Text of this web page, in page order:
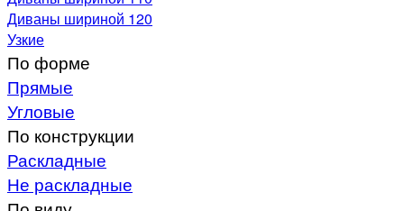
Диваны шириной 120
Узкие
По форме
Прямые
Угловые
По конструкции
Раскладные
Не раскладные